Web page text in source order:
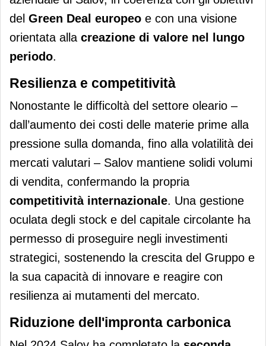
del Green Deal europeo e con una visione
orientata alla creazione di valore nel lungo
periodo.
Resilienza e competitività
Nonostante le difficoltà del settore oleario –
dall’aumento dei costi delle materie prime alla
pressione sulla domanda, fino alla volatilità dei
mercati valutari – Salov mantiene solidi volumi
di vendita, confermando la propria
competitività internazionale. Una gestione
oculata degli stock e del capitale circolante ha
permesso di proseguire negli investimenti
strategici, sostenendo la crescita del Gruppo e
la sua capacità di innovare e reagire con
resilienza ai mutamenti del mercato.
Riduzione dell'impronta carbonica